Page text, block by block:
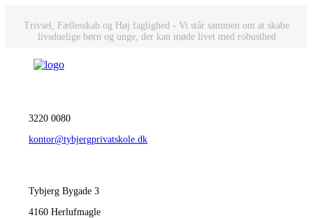
Trivsel, Fællesskab og Høj faglighed - Vi står sammen om at skabe
livsduelige børn og unge, der kan møde livet med robusthed
3220 0080
kontor@tybjergprivatskole.dk
Tybjerg Bygade 3
4160 Herlufmagle